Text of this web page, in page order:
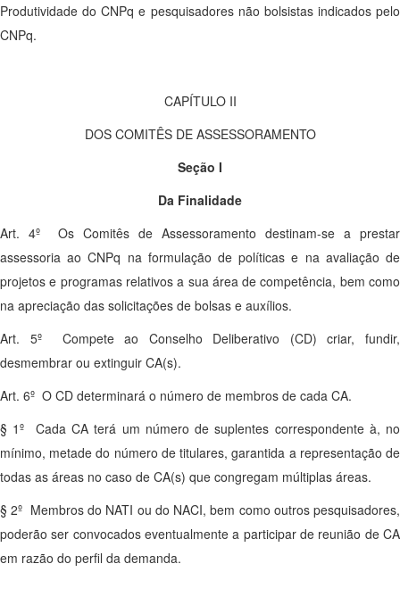
Produtividade do CNPq e pesquisadores não bolsistas indicados pelo
CNPq.
CAPÍTULO II
DOS COMITÊS DE ASSESSORAMENTO
Seção I
Da Finalidade
Art. 4º Os Comitês de Assessoramento destinam-se a prestar
assessoria ao CNPq na formulação de políticas e na avaliação de
projetos e programas relativos a sua área de competência, bem como
na apreciação das solicitações de bolsas e auxílios.
Art. 5º Compete ao Conselho Deliberativo (CD) criar, fundir,
desmembrar ou extinguir CA(s).
Art. 6º O CD determinará o número de membros de cada CA.
§ 1º Cada CA terá um número de suplentes correspondente à, no
mínimo, metade do número de titulares, garantida a representação de
todas as áreas no caso de CA(s) que congregam múltiplas áreas.
§ 2º Membros do NATI ou do NACI, bem como outros pesquisadores,
poderão ser convocados eventualmente a participar de reunião de CA
em razão do perfil da demanda.